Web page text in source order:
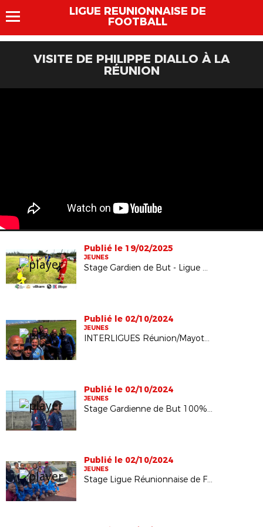
LIGUE REUNIONNAISE DE
FOOTBALL
VISITE DE PHILIPPE DIALLO À LA
RÉUNION
Publié le 19/02/2025
JEUNES
Stage Gardien de But - Ligue Réunionnaise de Football
Publié le 02/10/2024
JEUNES
INTERLIGUES Réunion/Mayotte - Garçons et Filles - Septembre 2024
Publié le 02/10/2024
JEUNES
Stage Gardienne de But 100% Féminin
Publié le 02/10/2024
JEUNES
Stage Ligue Réunionnaise de Football "Vacances en Foot"